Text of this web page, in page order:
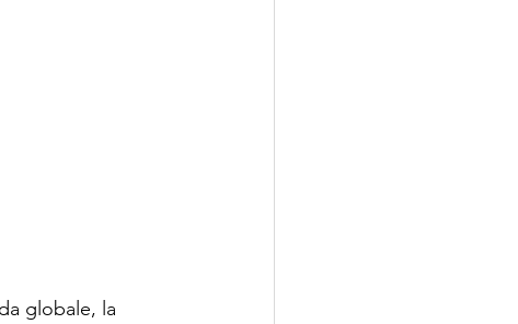
globale, la